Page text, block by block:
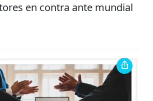
en contra ante mundial